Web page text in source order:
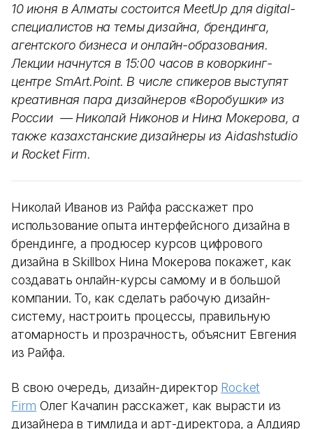
10 июня в Алматы состоится MeetUp для digital-
специалистов на темы дизайна, брендинга,
агентского бизнеса и онлайн-образования.
Лекции начнутся в 15:00 часов в коворкинг-
центр​е SmArt.Point. В числе спикеров выступят
креативная пара дизайнеров «Воробушки» из
России — Николай Никонов и Нина Мокерова, а
также казахстанские дизайнеры из Aidashstudio
и Rocket Firm.
Николай Иванов из Райфа расскажет про
использование опыта интерфейсного дизайна в
брендинге, а продюсер курсов цифрового
дизайна в Skillbox Нина Мокерова покажет, как
создавать онлайн-курсы самому и в большой
компании. То, как сделать рабочую дизайн-
систему, настроить процессы, правильную
атомарность и прозрачность, объяснит Евгения
из Райфа.
В свою очередь, дизайн-директор Rocket
Firm Олег Качалин расскажет, как вырасти из
дизайнера в тимлида и арт-директора, а Алдияр